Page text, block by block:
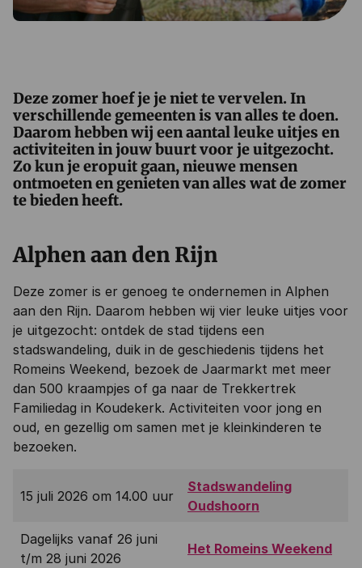
Deze zomer hoef je je niet te vervelen. In
verschillende gemeenten is van alles te doen.
Daarom hebben wij een aantal leuke uitjes en
activiteiten in jouw buurt voor je uitgezocht.
Zo kun je eropuit gaan, nieuwe mensen
ontmoeten en genieten van alles wat de zomer
te bieden heeft.
Alphen aan den Rijn
Deze zomer is er genoeg te ondernemen in Alphen
aan den Rijn. Daarom hebben wij vier leuke uitjes voor
je uitgezocht: ontdek de stad tijdens een
stadswandeling, duik in de geschiedenis tijdens het
Romeins Weekend, bezoek de Jaarmarkt met meer
dan 500 kraampjes of ga naar de Trekkertrek
Familiedag in Koudekerk. Activiteiten voor jong en
oud, en gezellig om samen met je kleinkinderen te
bezoeken.
15 juli 2026 om 14.00 uur
Stadswandeling
Oudshoorn
Dagelijks vanaf 26 juni
t/m 28 juni 2026
Het Romeins Weekend